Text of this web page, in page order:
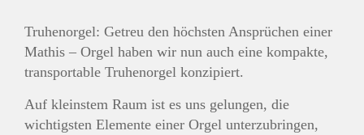
Truhenorgel: Getreu den höchsten Ansprüchen einer
Mathis – Orgel haben wir nun auch eine kompakte,
transportable Truhenorgel konzipiert.
Auf kleinstem Raum ist es uns gelungen, die
wichtigsten Elemente einer Orgel unterzubringen,